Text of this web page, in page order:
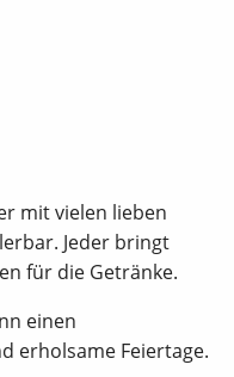
mit vielen lieben
Jeder bringt
für die Getränke.
einen
erholsame Feiertage.